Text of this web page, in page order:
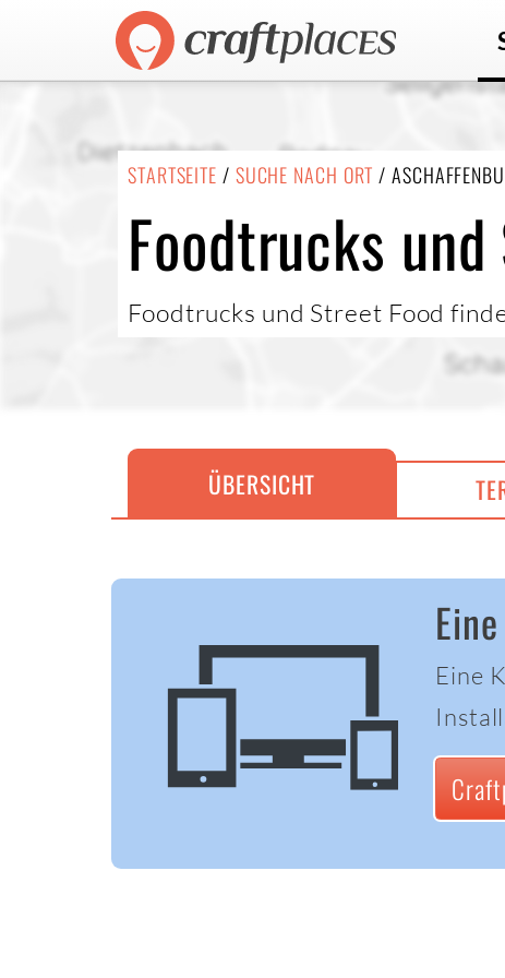
STARTSEITE / SUCHE NACH ORT /
Foodtrucks
Foodtrucks und Street Food
ÜBERSICHT
Eine